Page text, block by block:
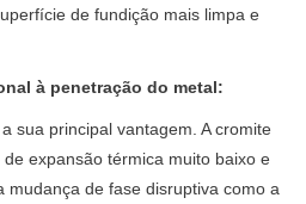
de fundição mais limpa e
à penetração do metal:
sua principal vantagem. A cromite
expansão térmica muito baixo e
mudança de fase disruptiva como a